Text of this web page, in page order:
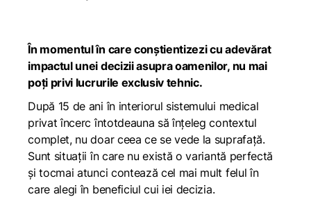
În momentul în care conștientizezi cu adevărat
impactul unei decizii asupra oamenilor, nu mai
poți privi lucrurile exclusiv tehnic.
După 15 de ani în interiorul sistemului medical
privat încerc întotdeauna să înțeleg contextul
complet, nu doar ceea ce se vede la suprafață.
Sunt situații în care nu există o variantă perfectă
și tocmai atunci contează cel mai mult felul în
care alegi în beneficiul cui iei decizia.